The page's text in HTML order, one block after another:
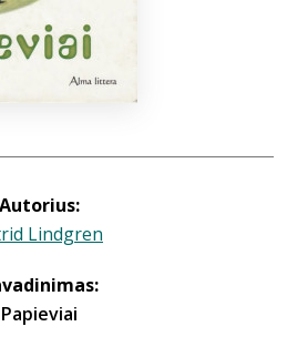
Autorius:
Lindgren
Papieviai